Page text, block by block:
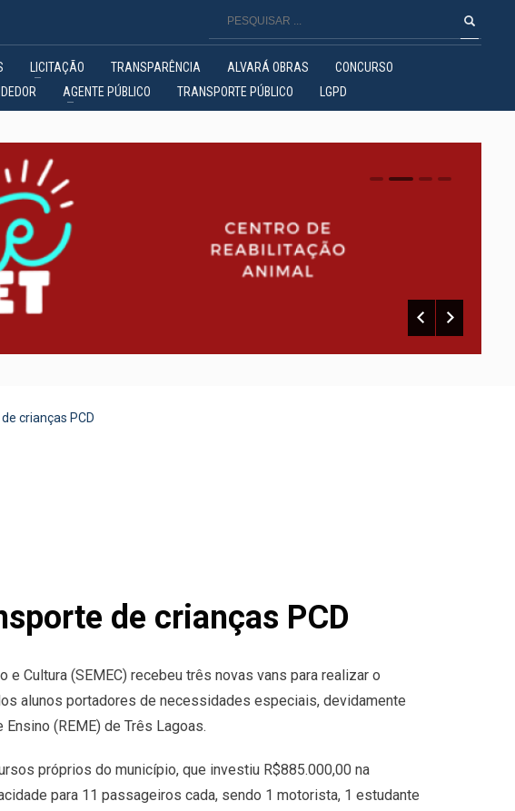
LICITAÇÃO TRANSPARÊNCIA ALVARÁ OBRAS
CONCURSO
AGENTE PÚBLICO TRANSPORTE PÚBLICO LGPD
0 1 2
crianças PCD
de crianças PCD
e Cultura (SEMEC) recebeu três novas vans para realizar o
alunos portadores de necessidades especiais, devidamente
(REME) de Três Lagoas.
próprios do município, que investiu R$885.000,00 na
para 11 passageiros cada, sendo 1 motorista, 1 estudante